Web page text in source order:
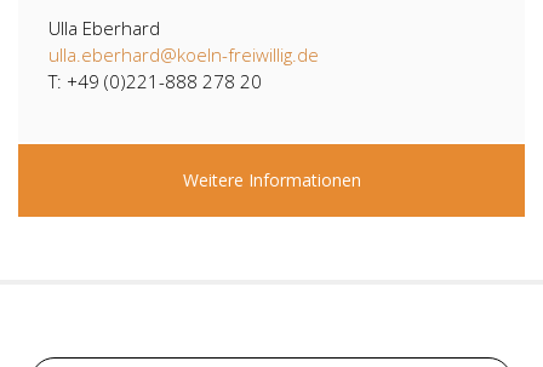
Ulla Eberhard
ulla.eberhard@koeln-freiwillig.de
T: +49 (0)221-888 278 20
Weitere Informationen